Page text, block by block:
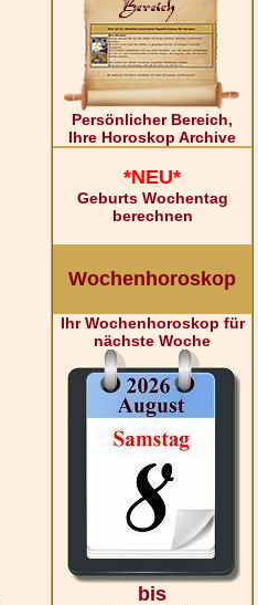
Persönlicher Bereich,
Ihre Horoskop Archive
*NEU*
Geburts Wochentag
berechnen
Wochenhoroskop
Ihr Wochenhoroskop für
nächste Woche
bis